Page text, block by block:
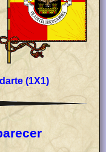
Bandeira (2x3) Estandarte (1X1)